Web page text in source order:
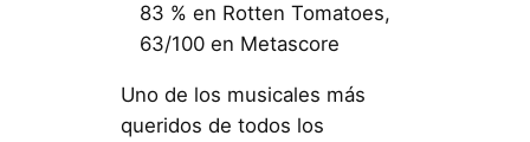
83 % en Rotten Tomatoes,
63/100 en Metascore
Uno de los musicales más
queridos de todos los